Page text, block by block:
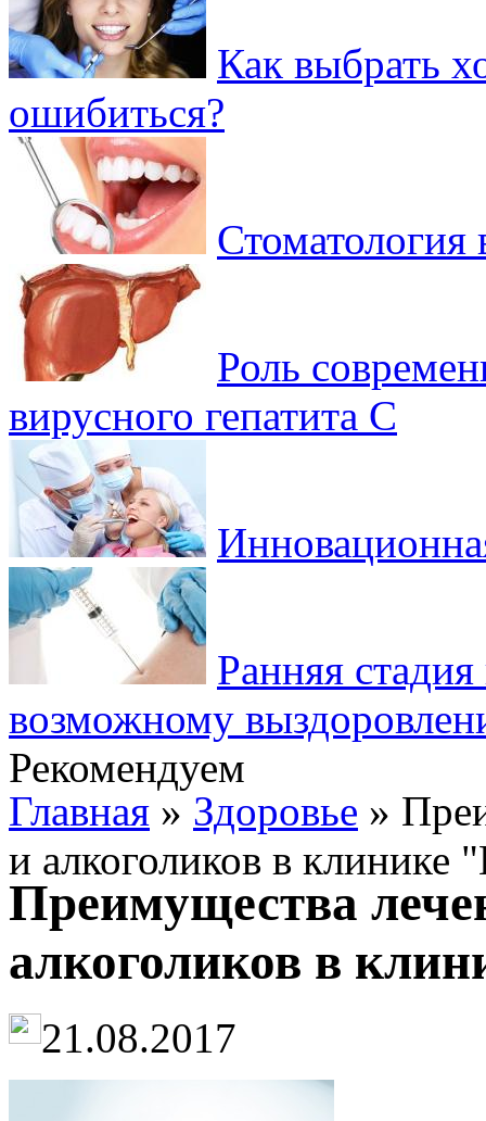
Как выбрать
ошибиться?
Роль
вирусного гепатита C
Ранняя
возможному
Рекомендуем
Главная » Здоровье »
и алкоголиков в клинике
Преимущества
алкоголиков в
21.08.2017